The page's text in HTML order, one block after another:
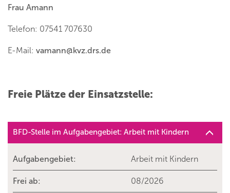
Frau Amann
Telefon: 07541 707630
E-Mail: vamann@kvz.drs.de
Freie Plätze der Einsatzstelle:
BFD-Stelle im Aufgabengebiet: Arbeit mit Kindern
Aufgabengebiet: Arbeit mit Kindern
Frei ab: 08/2026